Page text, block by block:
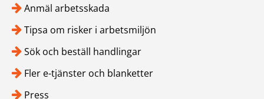
Anmäl arbetsskada
Tipsa om risker i arbetsmiljön
Sök och beställ handlingar
Fler e-tjänster och blanketter
Press